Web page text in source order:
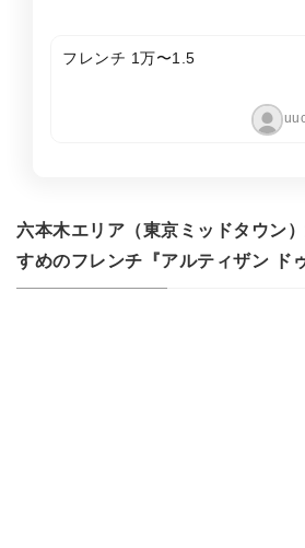
フレンチ 1万〜1.5
六本木エリア（東京ミッドタウン
すめのフレンチ『アルティザン ド